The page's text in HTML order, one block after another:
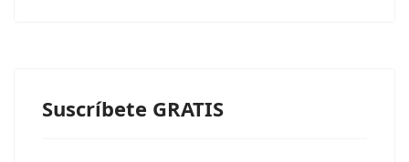
Suscríbete GRATIS